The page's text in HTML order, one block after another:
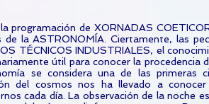
programación de XORNADAS
de la ASTRONOMÍA. Ciertamente, las
TÉCNICOS INDUSTRIALES, el
útil para conocer la procedencia
se considera una de las primeras
del cosmos nos ha llevado a
cada día. La observación de la noche